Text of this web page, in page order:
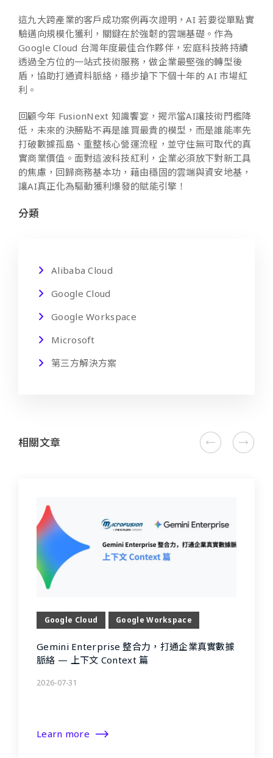
這九大跨產業的客戶成功案例再次證明，AI 若要從單點實
驗邁向規模化獲利，關鍵在於強韌的雲端基礎。作為
Google Cloud 台灣年度最佳合作夥伴，宏庭科技將持續
透過全方位的一站式技術服務，做企業最堅強的轉型後
盾，協助打通資料脈絡，穩步搶下下個十年的 AI 市場紅
利。
回顧今年 FusionNext 知識饗宴，揭示當AI讓技術門檻降
低，未來的決勝點不再是誰買最貴的模型，而是誰能率先
打破數據孤島、重整核心營運流程，並守住無可取代的真
實商業價值。面對這波科技紅利，企業必須放下對新工具
的焦慮，回歸商務基本功，藉由穩固的雲端與資安地基，
讓AI真正化為驅動獲利爆發的賦能引擎！
分類
Alibaba Cloud
Google Cloud
Google Workspace
Microsoft
第三方解決方案
相關文章
Google Cloud Google Workspace
Gemini Enterprise 整合力，打通企業真實數據
脈絡 — 上下文 Context 篇
2026-07-31
Learn more